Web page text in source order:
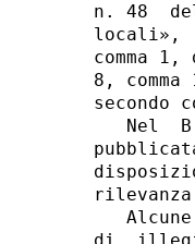
n. 48
locali»,
comma
8,
secondo
Nel